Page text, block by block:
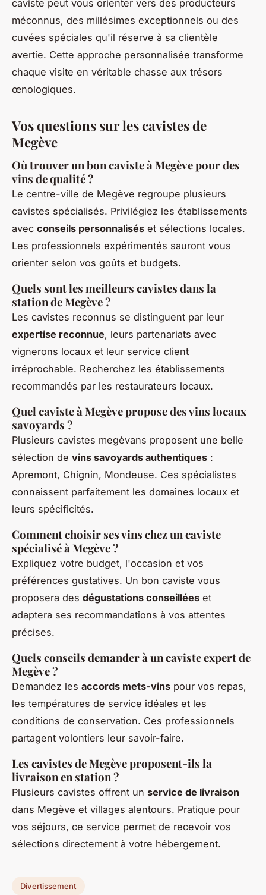
caviste peut vous orienter vers des producteurs
méconnus, des millésimes exceptionnels ou des
cuvées spéciales qu'il réserve à sa clientèle
avertie. Cette approche personnalisée transforme
chaque visite en véritable chasse aux trésors
œnologiques.
Vos questions sur les cavistes de
Megève
Où trouver un bon caviste à Megève pour des
vins de qualité ?
Le centre-ville de Megève regroupe plusieurs
cavistes spécialisés. Privilégiez les établissements
avec conseils personnalisés et sélections locales.
Les professionnels expérimentés sauront vous
orienter selon vos goûts et budgets.
Quels sont les meilleurs cavistes dans la
station de Megève ?
Les cavistes reconnus se distinguent par leur
expertise reconnue, leurs partenariats avec
vignerons locaux et leur service client
irréprochable. Recherchez les établissements
recommandés par les restaurateurs locaux.
Quel caviste à Megève propose des vins locaux
savoyards ?
Plusieurs cavistes megèvans proposent une belle
sélection de vins savoyards authentiques :
Apremont, Chignin, Mondeuse. Ces spécialistes
connaissent parfaitement les domaines locaux et
leurs spécificités.
Comment choisir ses vins chez un caviste
spécialisé à Megève ?
Expliquez votre budget, l'occasion et vos
préférences gustatives. Un bon caviste vous
proposera des dégustations conseillées et
adaptera ses recommandations à vos attentes
précises.
Quels conseils demander à un caviste expert de
Megève ?
Demandez les accords mets-vins pour vos repas,
les températures de service idéales et les
conditions de conservation. Ces professionnels
partagent volontiers leur savoir-faire.
Les cavistes de Megève proposent-ils la
livraison en station ?
Plusieurs cavistes offrent un service de livraison
dans Megève et villages alentours. Pratique pour
vos séjours, ce service permet de recevoir vos
sélections directement à votre hébergement.
Divertissement